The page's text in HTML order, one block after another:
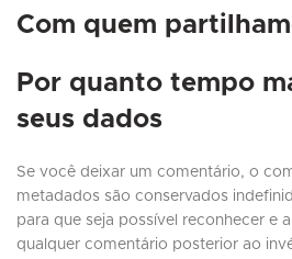
Com quem
Por quanto tempo
seus dados
Se você deixar um comentário, o
metadados são conservados
para que seja possível reconhecer e
qualquer comentário posterior ao